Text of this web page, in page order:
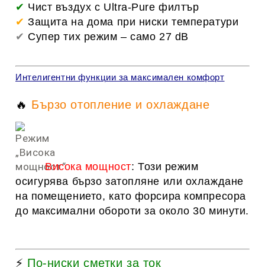
✔ Чист въздух с Ultra-Pure филтър
✔ Защита на дома при ниски температури
✔ Супер тих режим – само 27 dB
Интелигентни функции за максимален комфорт
🔥 Бързо отопление и охлаждане
Висока мощност: Този режим
осигурява бързо затопляне или охлаждане
на помещението, като форсира компресора
до максимални обороти за около 30 минути.
⚡ По-ниски сметки за ток